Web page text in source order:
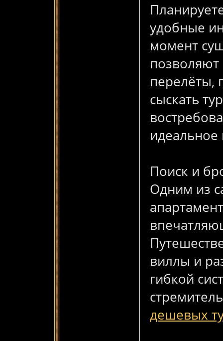
удобные
момент
перелёты,
сыскать
Поиск и
Одним из
виллы и
гибкой
дешевых